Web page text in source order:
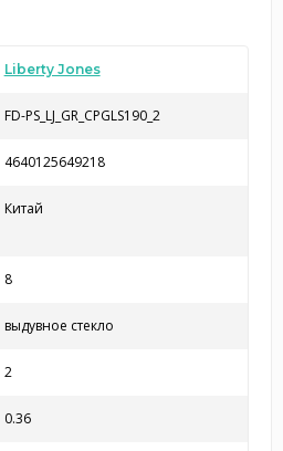
Liberty Jones
FD-PS_LJ_GR_CPGLS190_2
4640125649218
Китай
8
выдувное стекло
2
0.36